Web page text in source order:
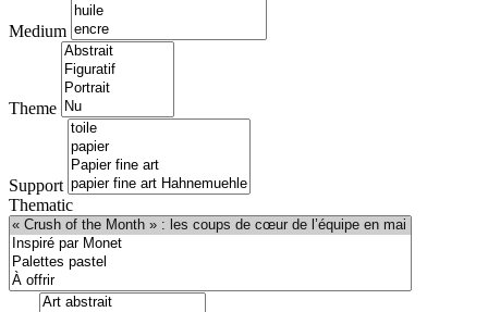
Medium
Theme
Support
Thematic